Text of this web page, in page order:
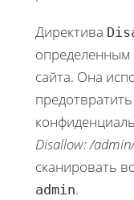
Директива
определенным
сайта. Она
Disallow: /admin/
сканировать
admin.